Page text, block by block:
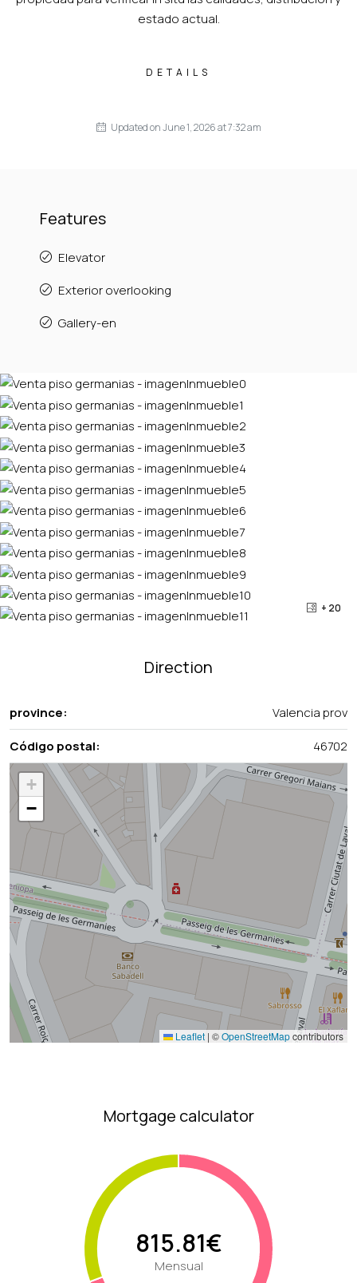
estado actual.
DETAILS
Updated on June 1, 2026 at 7:32 am
Features
Elevator
Exterior overlooking
Gallery-en
+ 20
Direction
province:
Valencia prov
Código postal:
46702
+
−
Leaflet | ©OpenStreetMapcontributors
Mortgage calculator
815.81€
Mensual